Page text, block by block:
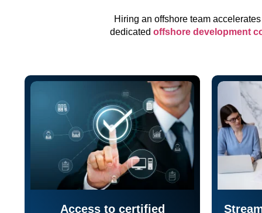
Hiring an offshore team
dedicated offshore development
Access to certified